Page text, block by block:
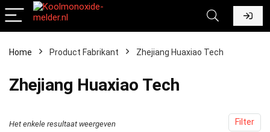
Home Product Fabrikant ‎Zhejiang Huaxiao Tech
‎Zhejiang Huaxiao Tech
Filter
Het enkele resultaat weergeven